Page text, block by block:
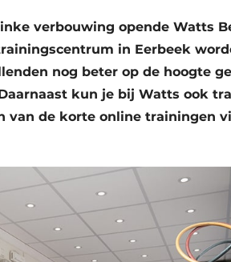
verbouwing opende Watts
in Eerbeek
nog beter op de hoogte
kun je bij Watts ook
van de korte online trainingen